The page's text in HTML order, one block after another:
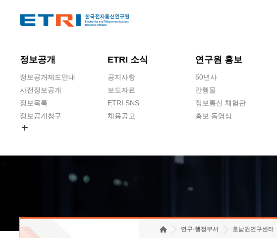
정보공개
정보공개제도안내
사전정보공개
정보목록
정보공개청구
ETRI 소식
공지사항
보도자료
ETRI SNS
채용공고
연구원 홍보
50년사
간행물
정보통신 체험관
홍보 동영상
연구·행정부서 호남권연구센터